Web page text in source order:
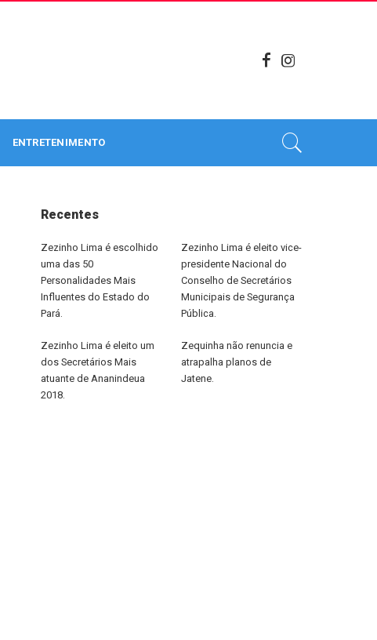
ENTRETENIMENTO
Recentes
Zezinho Lima é escolhido
uma das 50
Personalidades Mais
Influentes do Estado do
Pará.
Zezinho Lima é eleito vice-
presidente Nacional do
Conselho de Secretários
Municipais de Segurança
Pública.
Zezinho Lima é eleito um
dos Secretários Mais
atuante de Ananindeua
2018.
Zequinha não renuncia e
atrapalha planos de
Jatene.